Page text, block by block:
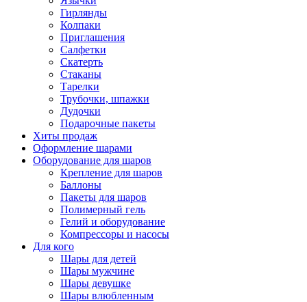
Гирлянды
Колпаки
Приглашения
Салфетки
Скатерть
Стаканы
Тарелки
Трубочки, шпажки
Дудочки
Подарочные пакеты
Хиты продаж
Оформление шарами
Оборудование для шаров
Крепление для шаров
Баллоны
Пакеты для шаров
Полимерный гель
Гелий и оборудование
Компрессоры и насосы
Для кого
Шары для детей
Шары мужчине
Шары девушке
Шары влюбленным